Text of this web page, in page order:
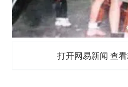
打开网易新闻 查